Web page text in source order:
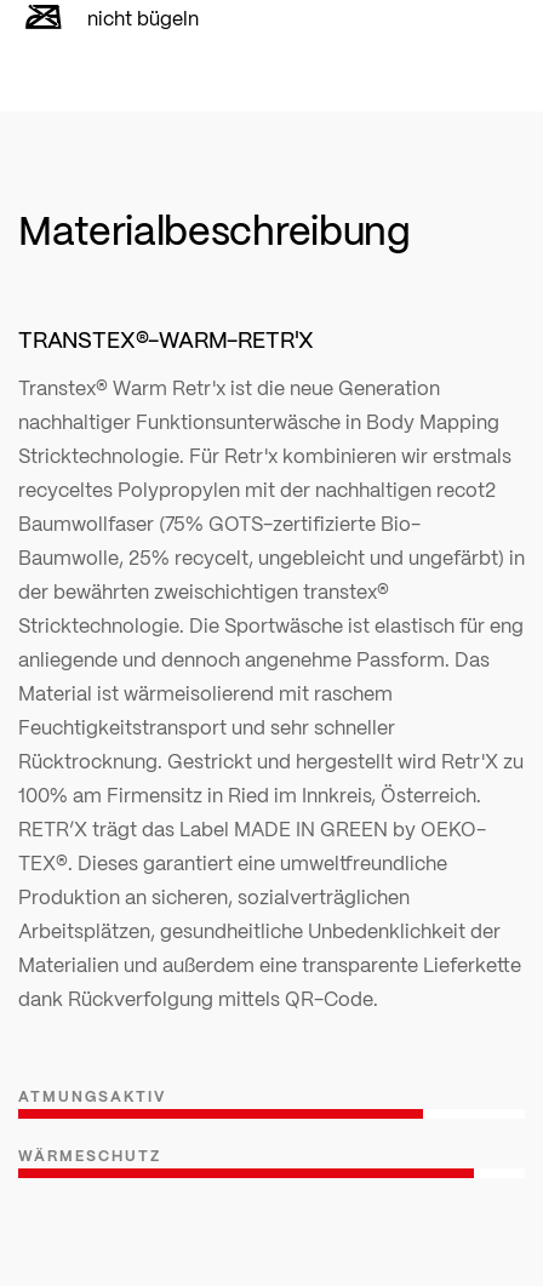
nicht bügeln
Materialbeschreibung
TRANSTEX®-WARM-RETR'X
Transtex® Warm Retr'x ist die neue Generation
nachhaltiger Funktionsunterwäsche in Body Mapping
Stricktechnologie. Für Retr'x kombinieren wir erstmals
recyceltes Polypropylen mit der nachhaltigen recot2
Baumwollfaser (75% GOTS-zertifizierte Bio-
Baumwolle, 25% recycelt, ungebleicht und ungefärbt) in
der bewährten zweischichtigen transtex®
Stricktechnologie. Die Sportwäsche ist elastisch für eng
anliegende und dennoch angenehme Passform. Das
Material ist wärmeisolierend mit raschem
Feuchtigkeitstransport und sehr schneller
Rücktrocknung. Gestrickt und hergestellt wird Retr'X zu
100% am Firmensitz in Ried im Innkreis, Österreich.
RETR’X trägt das Label MADE IN GREEN by OEKO-
TEX®. Dieses garantiert eine umweltfreundliche
Produktion an sicheren, sozialverträglichen
Arbeitsplätzen, gesundheitliche Unbedenklichkeit der
Materialien und außerdem eine transparente Lieferkette
dank Rückverfolgung mittels QR-Code.
ATMUNGSAKTIV
WÄRMESCHUTZ